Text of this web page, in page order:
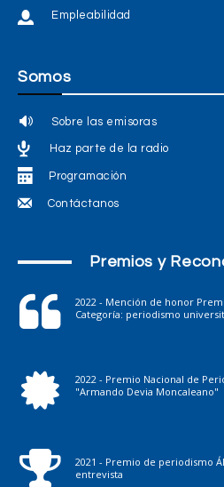
Empleabilidad
Somos
Sobre las emisoras
Haz parte de la radio
Programación
Contáctanos
Premios y
2022 - Mención de honor
Categoría: periodismo
2022 - Premio Nacional de
"Armando Devia Moncaleano"
2021 - Premio de periodismo
entrevista